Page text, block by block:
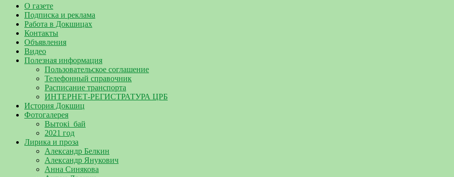
О газете
Подписка и реклама
Работа в Докшицах
Контакты
Объявления
Видео
Полезная информация
Пользовательское соглашение
Телефонный справочник
Расписание транспорта
ИНТЕРНЕТ-РЕГИСТРАТУРА ЦРБ
История Докшиц
Фотогалерея
Вытокі_бай
2021 год
Лирика и проза
Александр Белкин
Александр Янукович
Анна Синякова